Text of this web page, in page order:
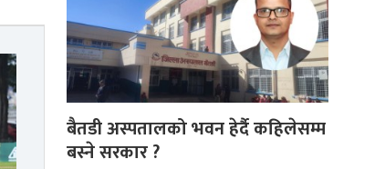
बैतडी अस्पतालको भवन हेर्दै कहिलेसम्म
बस्ने सरकार ?